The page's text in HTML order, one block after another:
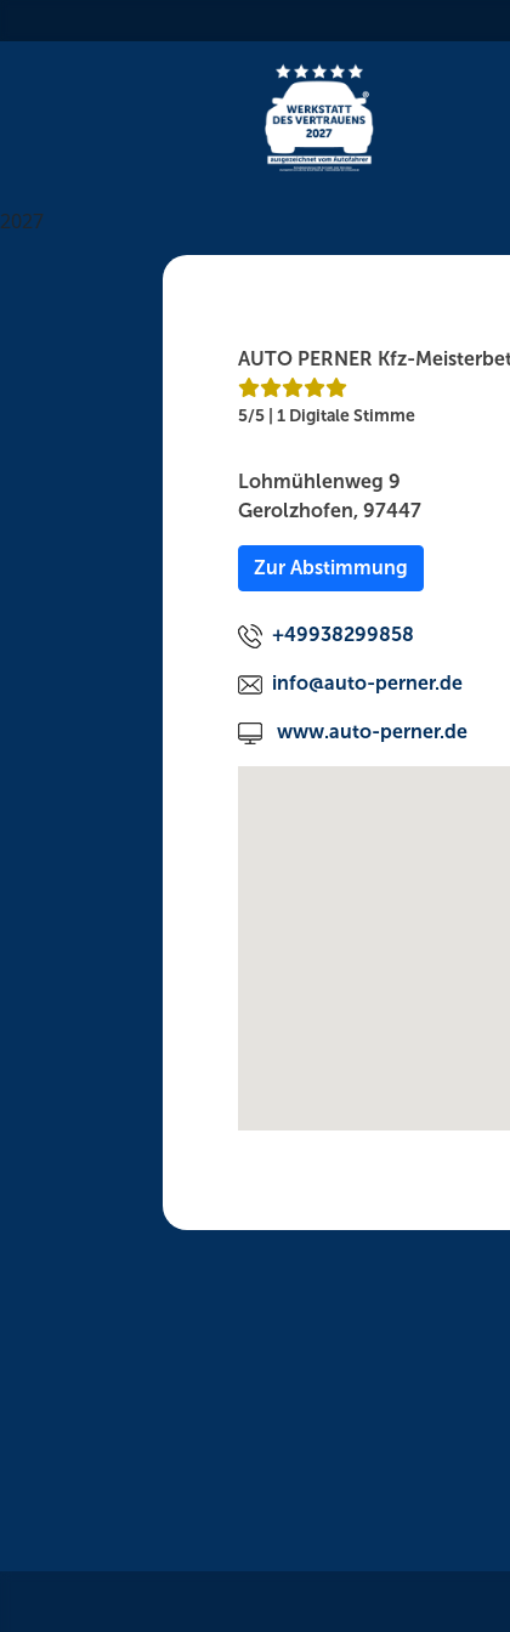
to
2027
AUTO PERNER Kfz-
5/5 | 1 Digitale Stimme
Lohmühlenweg 9
Gerolzhofen, 97447
Zur Abstimmung
+49938299858
info@auto-perner.de
www.auto-perner.de